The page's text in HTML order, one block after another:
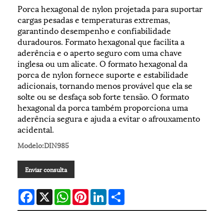
Porca hexagonal de nylon projetada para suportar
cargas pesadas e temperaturas extremas,
garantindo desempenho e confiabilidade
duradouros. Formato hexagonal que facilita a
aderência e o aperto seguro com uma chave
inglesa ou um alicate. O formato hexagonal da
porca de nylon fornece suporte e estabilidade
adicionais, tornando menos provável que ela se
solte ou se desfaça sob forte tensão. O formato
hexagonal da porca também proporciona uma
aderência segura e ajuda a evitar o afrouxamento
acidental.
Modelo:DIN985
Enviar consulta
Facebook
X WhatsAppPinterestLinkedIn